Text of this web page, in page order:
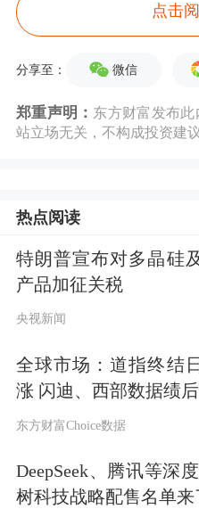
5月末社会融资规
元，同比增长8.7%
·今年前5个月，企
元。从单月看，5
总体呈低位下行态
自4月起出现改善。
业债到期收益率
进一步下降。
业
景下，部分企业抓
券融资力度，降低
土耳其中央银行
点击
分享至： 微信
郑重声明： 东方财富发布
站立场无关，不构成投资建
热点阅读
特朗普宣布对多晶硅
产品加征关税
央视新闻
全球市场：道指终结
涨 闪迪、西部数据绩
东方财富Choice数据
DeepSeek、腾讯等深
树科技战略配售名单来